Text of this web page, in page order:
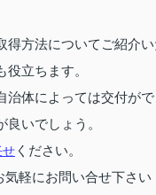
方法についてご紹介い
立ちます。
体によっては交付が
いでしょう。
せ ください。
軽にお問い合せ下さい